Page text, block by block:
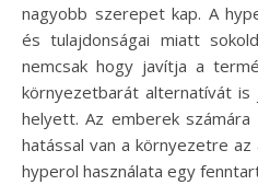
nagyobb szerepet kap. A
és tulajdonságai miatt
nemcsak hogy javítja a
környezetbarát alternatívát is
helyett. Az emberek
hatással van a környezetre az
hyperol használata egy